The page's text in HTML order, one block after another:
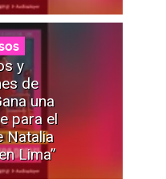
y
de
una
para el
Natalia
Lima”